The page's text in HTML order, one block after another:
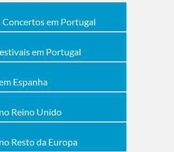
em Portugal
em Portugal
Espanha
Reino Unido
Resto da Europa